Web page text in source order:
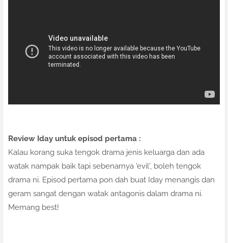
Review Iday untuk episod pertama :
Kalau korang suka tengok drama jenis keluarga dan ada
watak nampak baik tapi sebenarnya 'evil', boleh tengok
drama ni. Episod pertama pon dah buat Iday menangis dan
geram sangat dengan watak antagonis dalam drama ni.
Memang best!